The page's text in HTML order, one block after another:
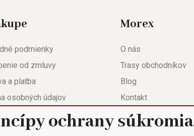
podmienky
od zmluvy
a platba
osobných údajov
list
Morex
O nás
Trasy obchodníkov
Blog
Kontakt
Nastavenie súkromia
ochrany súkromia